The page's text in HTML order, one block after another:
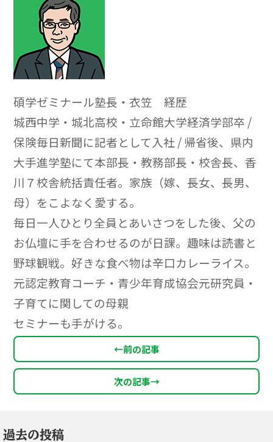
碩学ゼミナール塾長・衣笠 経歴
城西中学・城北高校・立命館大学経済学部卒 /
保険毎日新聞に記者として入社 / 帰省後、県内
大手進学塾にて本部長・教務部長・校舎長、香
川７校舎統括責任者。家族（嫁、長女、長男、
母）をこよなく愛する。
毎日一人ひとり全員とあいさつをした後、父の
お仏壇に手を合わせるのが日課。趣味は読書と
野球観戦。好きな食べ物は辛口カレーライス。
元認定教育コーチ・青少年育成協会元研究員・
子育てに関しての母親
セミナーも手がける。
←前の記事
次の記事→
過去の投稿